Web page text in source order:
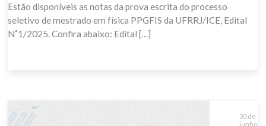
Estão disponíveis as notas da prova escrita do processo
seletivo de mestrado em física PPGFIS da UFRRJ/ICE, Edital
N˚1/2025. Confira abaixo: Edital […]
30 de
junho